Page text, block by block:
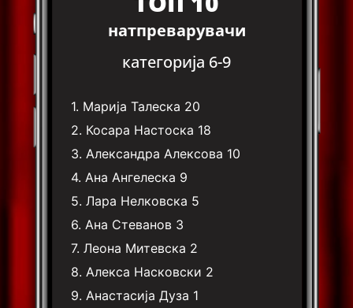
натпреварувачи
категорија 6-9
1. Марија Талеска 20
2. Косара Настоска 18
3. Александра Алексова 10
4. Ана Ангелеска 9
5.Лара Нелковска 5
6. Ана Стеванов 3
7.Леона Митевска 2
8. Алекса Насковски 2
9. Анастасија Дуза 1